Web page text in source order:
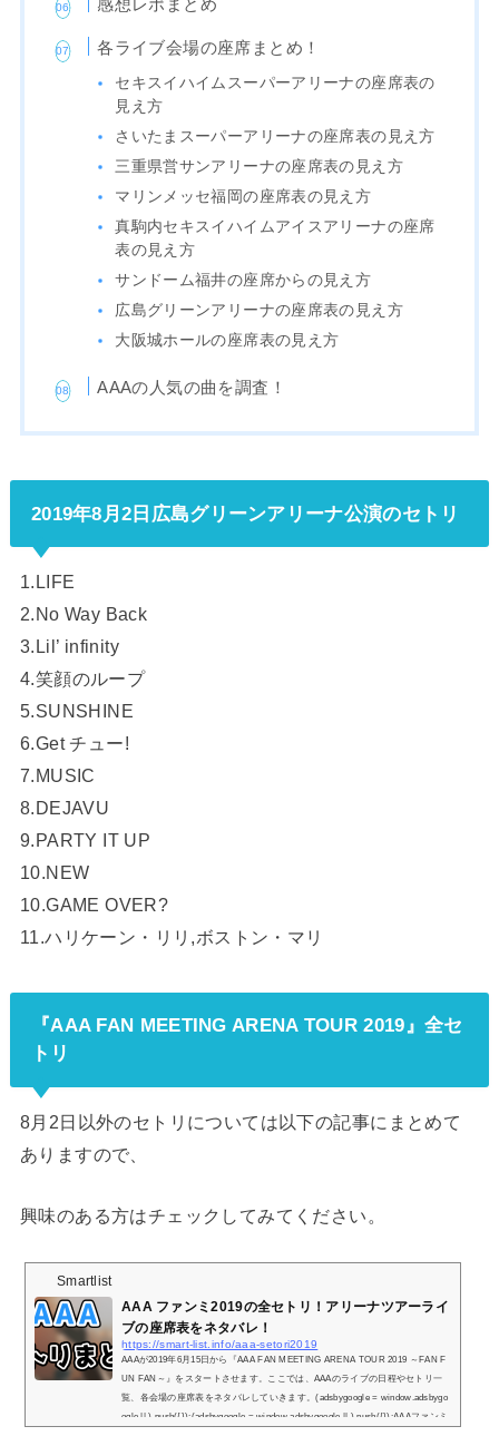
感想レポまとめ
各ライブ会場の座席まとめ！
セキスイハイムスーパーアリーナの座席表の
見え方
さいたまスーパーアリーナの座席表の見え方
三重県営サンアリーナの座席表の見え方
マリンメッセ福岡の座席表の見え方
真駒内セキスイハイムアイスアリーナの座席
表の見え方
サンドーム福井の座席からの見え方
広島グリーンアリーナの座席表の見え方
大阪城ホールの座席表の見え方
AAAの人気の曲を調査！
2019年8月2日広島グリーンアリーナ公演のセトリ
1.LIFE
2.No Way Back
3.Lil’ infinity
4.笑顔のループ
5.SUNSHINE
6.Get チュー!
7.MUSIC
8.DEJAVU
9.PARTY IT UP
10.NEW
10.GAME OVER?
11.ハリケーン・リリ,ボストン・マリ
『AAA FAN MEETING ARENA TOUR 2019』全セ
トリ
8月2日以外のセトリについては以下の記事にまとめて
ありますので、
興味のある方はチェックしてみてください。
Smartlist
AAA ファンミ2019の全セトリ！アリーナツアーライ
ブの座席表をネタバレ！
https://smart-list.info/aaa-setori2019
AAAが2019年6月15日から『AAA FAN MEETING ARENA TOUR 2019 ～FAN F
UN FAN～』をスタートさせます。ここでは、AAAのライブの日程やセトリ一
覧、各会場の座席表をネタバレしていきます。(adsbygoogle = window.adsbygo
ogle || ).push({});(adsbygoogle = window.adsbygoogle || ).push({});AAAファンミ